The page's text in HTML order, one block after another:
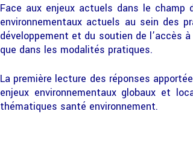
Face aux enjeux actuels dans le champ
environnementaux actuels au sein des
développement et du soutien de l’accès
que dans les modalités pratiques.
La première lecture des réponses
enjeux environnementaux globaux et
thématiques santé environnement.